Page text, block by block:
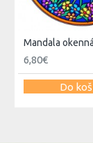
6,80€
Do